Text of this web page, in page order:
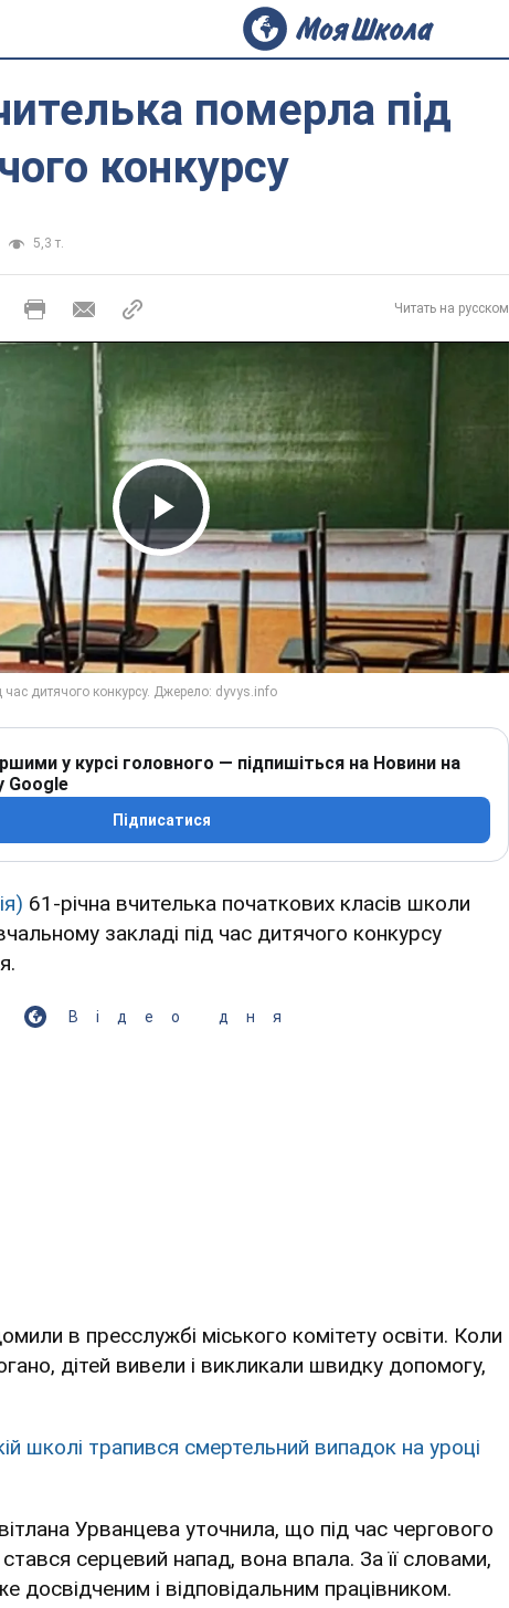
померла під
конкурсу
5,3 т.
Читать на русском
Play Video
у курсі головного — підпишіться на Новини на
Google
Підписатися
61-річна вчителька початкових класів школи
закладі під час дитячого конкурсу
Відео дня
в пресслужбі міського комітету освіти. Коли
дітей вивели і викликали швидку допомогу,
школі трапився смертельний випадок на уроці
Урванцева уточнила, що під час чергового
серцевий напад, вона впала. За її словами,
досвідченим і відповідальним працівником.